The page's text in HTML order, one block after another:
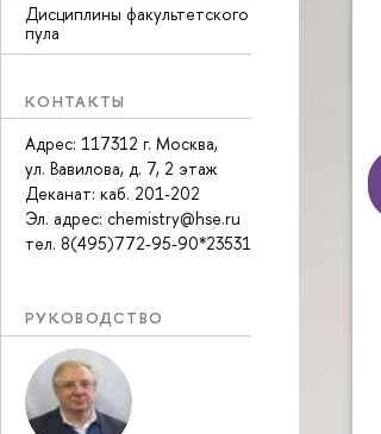
Дисциплины факультетского
пула
КОНТАКТЫ
Адрес: 117312 г. Москва,
ул. Вавилова, д. 7, 2 этаж
Деканат: каб. 201-202
Эл. адрес: chemistry@hse.ru
тел. 8(495)772-95-90*23531
РУКОВОДСТВО